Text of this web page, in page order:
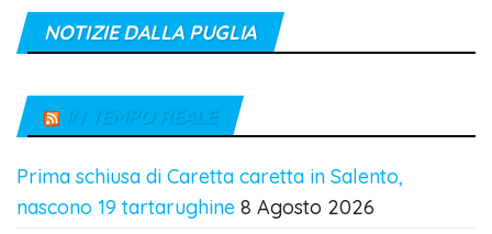
NOTIZIE DALLA PUGLIA
IN TEMPO REALE
Prima schiusa di Caretta caretta in Salento,
nascono 19 tartarughine 8 Agosto 2026